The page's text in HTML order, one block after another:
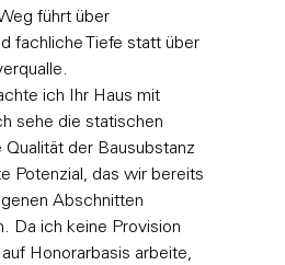
führt über
fachliche Tiefe statt über
ich Ihr Haus mit
sehe die statischen
der Bausubstanz
Potenzial, das wir bereits
Abschnitten
Da ich keine Provision
Honorarbasis arbeite,